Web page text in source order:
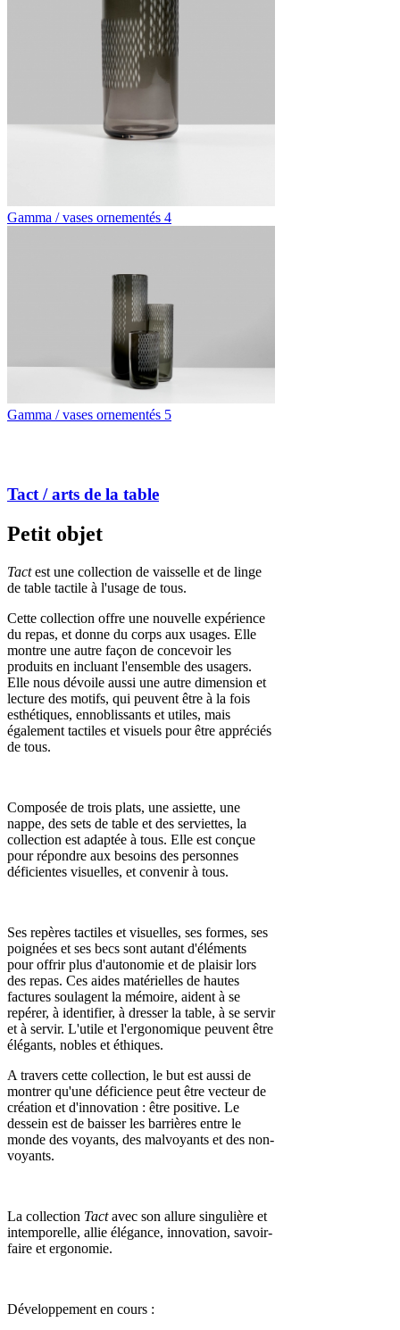
Gamma / vases ornementés 4
Gamma / vases ornementés 5
Tact / arts de la table
Petit objet
Tactest une collection de vaisselle et de linge
de table tactile à l'usage de tous.
Cette collection offre une nouvelle expérience
du repas, et donne du corps aux usages. Elle
montre une autre façon de concevoir les
produits en incluant l'ensemble des usagers.
Elle nous dévoile aussi une autre dimension et
lecture des motifs, qui peuvent être à la fois
esthétiques, ennoblissants et utiles, mais
également tactiles et visuels pour être appréciés
de tous.
Composée de trois plats, une assiette, une
nappe, des sets de table et des serviettes, la
collection est adaptée à tous. Elle est conçue
pour répondre aux besoins des personnes
déficientes visuelles, et convenir à tous.
Ses repères tactiles et visuelles, ses formes, ses
poignées et ses becs sont autant d'éléments
pour offrir plus d'autonomie et de plaisir lors
des repas. Ces aides matérielles de hautes
factures soulagent la mémoire, aident à se
repérer, à identifier, à dresser la table, à se servir
et à servir. L'utile et l'ergonomique peuvent être
élégants, nobles et éthiques.
A travers cette collection, le but est aussi de
montrer qu'une déficience peut être vecteur de
création et d'innovation : être positive. Le
dessein est de baisser les barrières entre le
monde des voyants, des malvoyants et des non-
voyants.
La collection Tactavec son allure singulière et
intemporelle, allie élégance, innovation, savoir-
faire et ergonomie.
Développement en cours :